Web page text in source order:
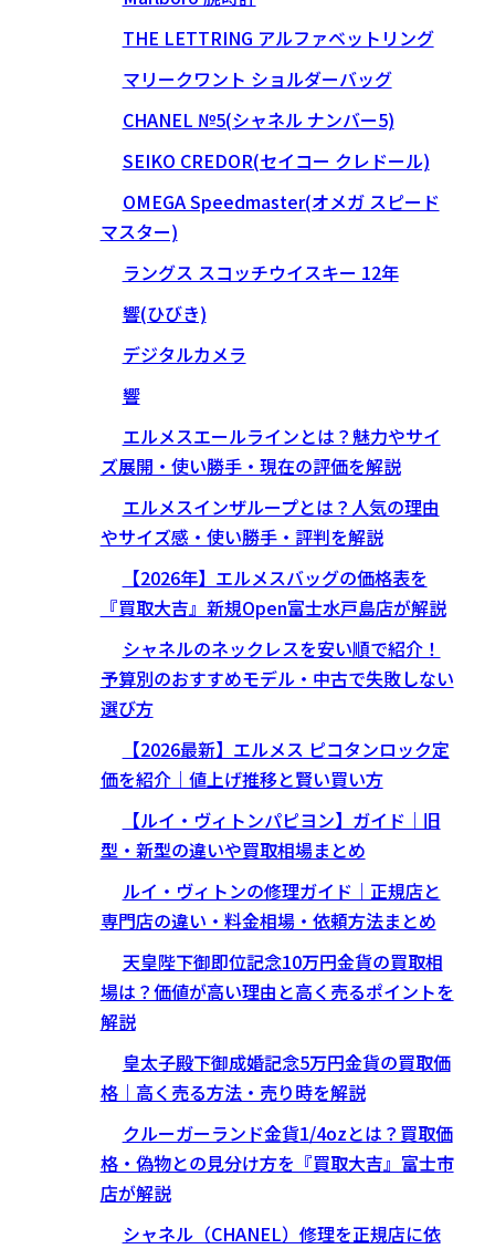
THE LETTRING アルファベットリング
マリークワント ショルダーバッグ
CHANEL №5(シャネル ナンバー5)
SEIKO CREDOR(セイコー クレドール)
OMEGA Speedmaster(オメガ スピード
マスター)
ラングス スコッチウイスキー 12年
響(ひびき)
デジタルカメラ
響
エルメスエールラインとは？魅力やサイ
ズ展開・使い勝手・現在の評価を解説
エルメスインザループとは？人気の理由
やサイズ感・使い勝手・評判を解説
【2026年】エルメスバッグの価格表を
『買取大吉』新規Open富士水戸島店が解説
シャネルのネックレスを安い順で紹介！
予算別のおすすめモデル・中古で失敗しない
選び方
【2026最新】エルメス ピコタンロック定
価を紹介｜値上げ推移と賢い買い方
【ルイ・ヴィトンパピヨン】ガイド｜旧
型・新型の違いや買取相場まとめ
ルイ・ヴィトンの修理ガイド｜正規店と
専門店の違い・料金相場・依頼方法まとめ
天皇陛下御即位記念10万円金貨の買取相
場は？価値が高い理由と高く売るポイントを
解説
皇太子殿下御成婚記念5万円金貨の買取価
格｜高く売る方法・売り時を解説
クルーガーランド金貨1/4ozとは？買取価
格・偽物との見分け方を『買取大吉』富士市
店が解説
シャネル（CHANEL）修理を正規店に依